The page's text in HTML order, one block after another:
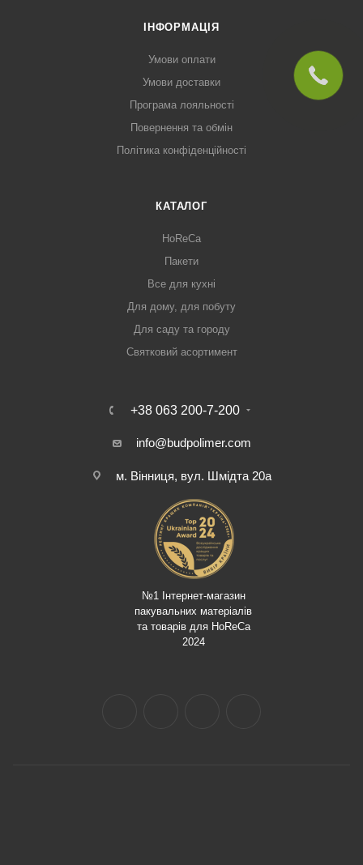
ІНФОРМАЦІЯ
Умови оплати
Умови доставки
Програма лояльності
Повернення та обмін
Політика конфіденційності
КАТАЛОГ
HoReCa
Пакети
Все для кухні
Для дому, для побуту
Для саду та городу
Святковий асортимент
+38 063 200-7-200
info@budpolimer.com
м. Вінниця, вул. Шмідта 20а
№1 Інтернет-магазин
пакувальних матеріалів
та товарів для HoReCa
2024